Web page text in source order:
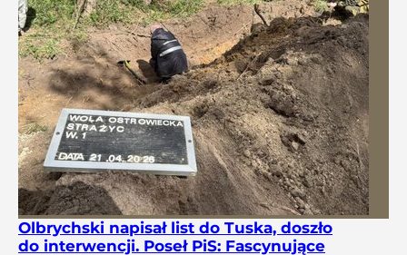
Olbrychski napisał list do Tuska, doszło
do interwencji. Poseł PiS: Fascynujące